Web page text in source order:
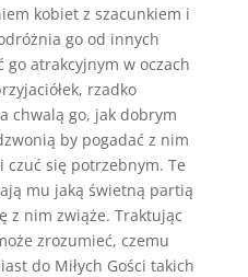
kobiet z szacunkiem i
go od innych
go atrakcyjnym w oczach
rzadko
chwalą go, jak dobrym
by pogadać z nim
się potrzebnym. Te
mu jaką świetną partią
z nim zwiąże. Traktując
zrozumieć, czemu
do Miłych Gości takich